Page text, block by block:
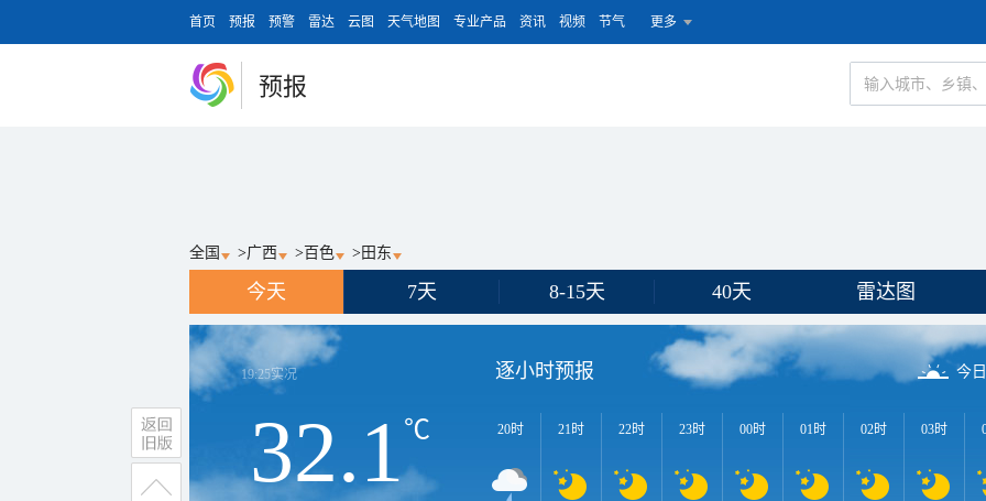
首页 预报 预警 雷达 云图 天气地图 专业产品 资讯 视频 节气 更多
预报
全国 >广西 > 百色 > 田东
今天 7天 8-15天 40天 雷达图
19:25实况
32.1℃
逐小时预报 今
20时 21时 22时 23时 00时 01时 02时 03时